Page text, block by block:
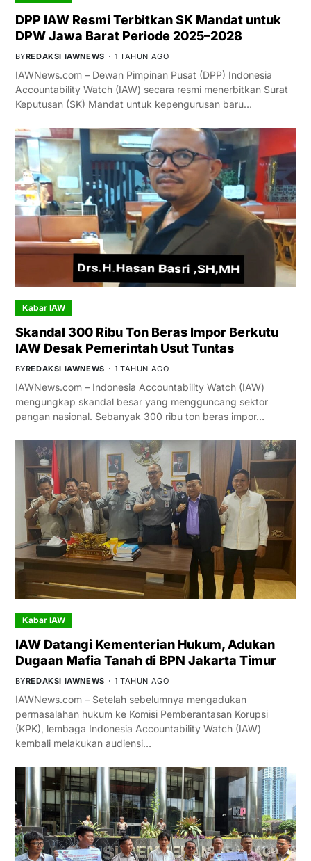
DPP IAW Resmi Terbitkan SK Mandat untuk
DPW Jawa Barat Periode 2025–2028
BYREDAKSI IAWNEWS 1 TAHUN AGO
IAWNews.com – Dewan Pimpinan Pusat (DPP) Indonesia
Accountability Watch (IAW) secara resmi menerbitkan Surat
Keputusan (SK) Mandat untuk kepengurusan baru…
Kabar IAW
Skandal 300 Ribu Ton Beras Impor Berkutu
IAW Desak Pemerintah Usut Tuntas
BYREDAKSI IAWNEWS 1 TAHUN AGO
IAWNews.com – Indonesia Accountability Watch (IAW)
mengungkap skandal besar yang mengguncang sektor
pangan nasional. Sebanyak 300 ribu ton beras impor…
Kabar IAW
IAW Datangi Kementerian Hukum, Adukan
Dugaan Mafia Tanah di BPN Jakarta Timur
BYREDAKSI IAWNEWS 1 TAHUN AGO
IAWNews.com – Setelah sebelumnya mengadukan
permasalahan hukum ke Komisi Pemberantasan Korupsi
(KPK), lembaga Indonesia Accountability Watch (IAW)
kembali melakukan audiensi…